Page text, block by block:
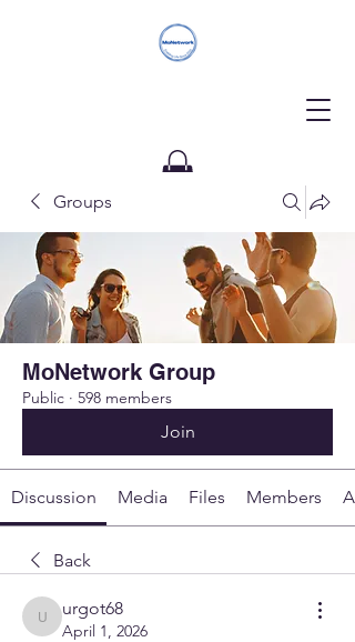
Donate
Groups
MoNetwork Group
Public · 598 members
Join
Discussion Media Files Members
Back
urgot68
urgot68
April 1, 2026